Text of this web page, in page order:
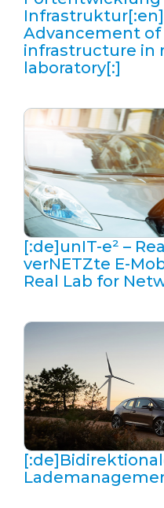
Advancement of
infrastructure in
laboratory[:]
[:de]unIT-e² –
verNETZte E-
Real Lab for